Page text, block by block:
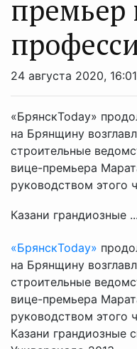
24 августа 2020, 16:01
«БрянскToday»
на Брянщину
строительные
вице-премьера
руководством этого
Казани грандиозные ...
«БрянскToday»
на Брянщину
строительные
вице-премьера
руководством этого
Казани грандиозные